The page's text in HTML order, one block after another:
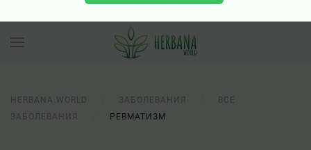
HERBANA.WORLD ЗАБОЛЕВАНИЯ
ВСЕ
ЗАБОЛЕВАНИЯ
РЕВМАТИЗМ